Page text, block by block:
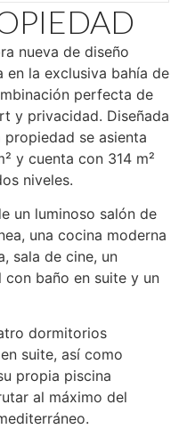
nueva de diseño
en la exclusiva bahía de
perfecta de
y privacidad. Diseñada
se asienta
y cuenta con 314 m²
niveles.
un luminoso salón de
una cocina moderna
sala de cine, un
baño en suite y un
dormitorios
suite, así como
propia piscina
al máximo del